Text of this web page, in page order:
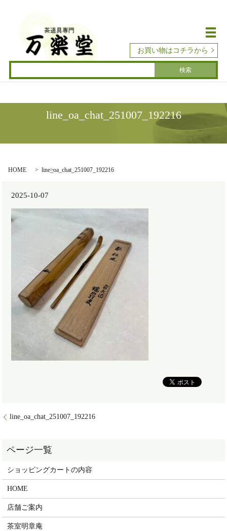
メ
お買い物はコチラから
line_oa_chat_251007_192216
HOME line_oa_chat_251007_192216
2025-10-07
line_oa_chat_251007_192216
ショッピングカートの内容
HOME
店舗ご案内
茶室明章庵